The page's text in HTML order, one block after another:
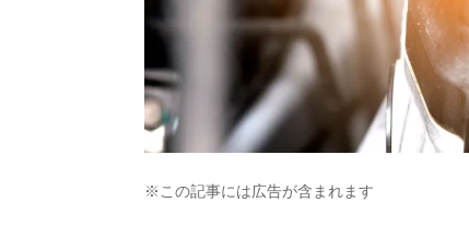
※この記事には広告が含まれます